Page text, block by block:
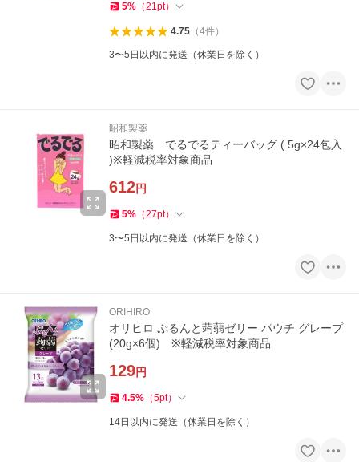
5% （21pt）
4.75（4件）
3〜5日以内に発送（休業日を除く）
昭和製薬
昭和製薬 でるでるティーバッグ ( 5g×24包入
)※軽減税率対象商品
612円
5% （27pt）
3〜5日以内に発送（休業日を除く）
ORIHIRO
オリヒロ ぷるんと蒟蒻ゼリー パウチ グレープ
(20g×6個) ※軽減税率対象商品
129円
4.5% （5pt）
14日以内に発送（休業日を除く）